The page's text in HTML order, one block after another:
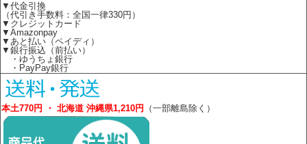
▼代金引換
（代引き手数料：全国一律330円）
▼クレジットカード
▼Amazonpay
▼あと払い（ペイディ）
▼銀行振込（前払い）
・ゆうちょ銀行
・PayPay銀行
本土770円 ・ 北海道 沖縄県1,210円 （一部離島除く）